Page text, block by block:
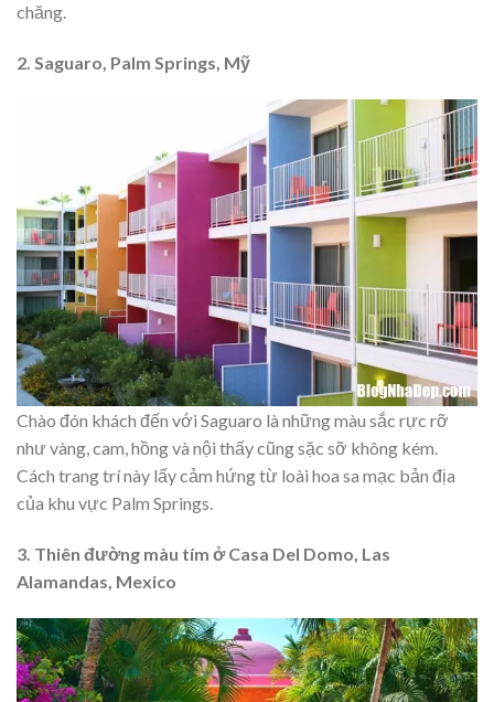
chăng.
2. Saguaro, Palm Springs, Mỹ
Chào đón khách đến với Saguaro là những màu sắc rực rỡ
như vàng, cam, hồng và nội thấy cũng sặc sỡ không kém.
Cách trang trí này lấy cảm hứng từ loài hoa sa mạc bản địa
của khu vực Palm Springs.
3. Thiên đường màu tím ở Casa Del Domo, Las
Alamandas, Mexico